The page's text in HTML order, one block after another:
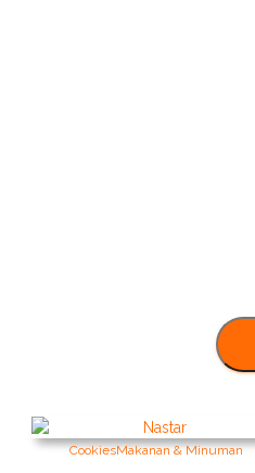
CookiesMakanan & Minuman